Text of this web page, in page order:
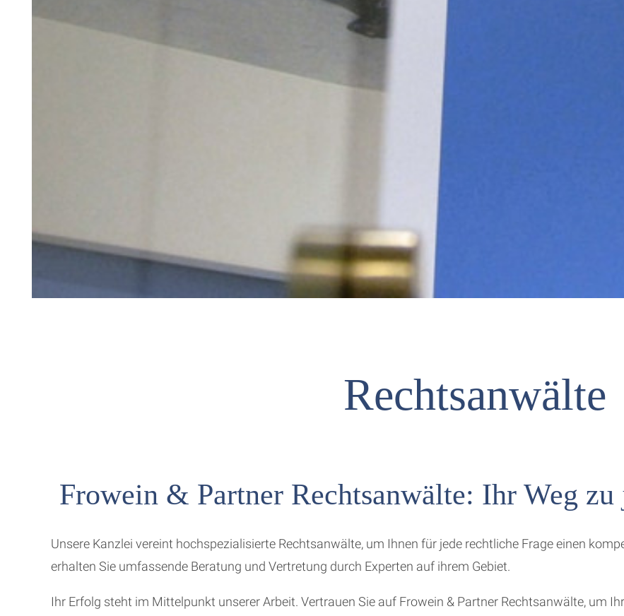
Rechtsanwälte
Frowein & Partner Rechtsanwälte: Ihr Weg
Unsere Kanzlei vereint hochspezialisierte Rechtsanwälte, um Ihnen für jede rechtliche Frage einen
erhalten Sie umfassende Beratung und Vertretung durch Experten auf ihrem Gebiet.
Ihr Erfolg steht im Mittelpunkt unserer Arbeit. Vertrauen Sie auf Frowein & Partner Rechtsanwälte, um